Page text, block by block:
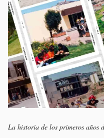
La historia de los primeros años